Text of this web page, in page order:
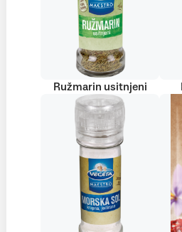
Ružmarin usitnjeni